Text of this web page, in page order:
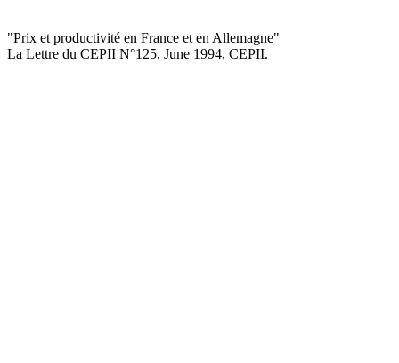
"Prix et productivité en France et en Allemagne"
La Lettre du CEPII N°125, June 1994, CEPII.